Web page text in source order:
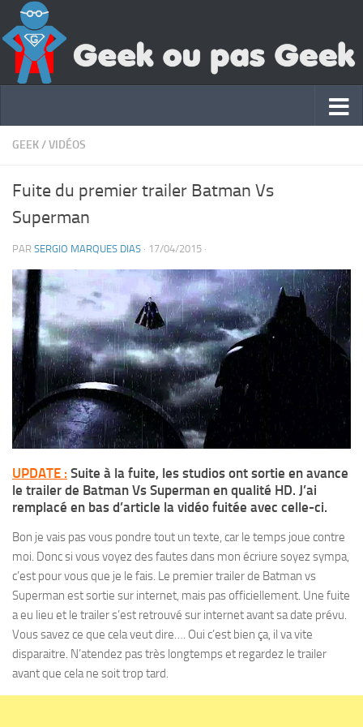
GEEK/VIDÉOS
Fuite du premier trailer Batman Vs
Superman
PAR SERGIO MARQUES DIAS · 17/04/2015 ·
UPDATE : Suite à la fuite, les studios ont sortie en avance
le trailer de Batman Vs Superman en qualité HD. J’ai
remplacé en bas d’article la vidéo fuitée avec celle-ci.
Bon je vais pas vous pondre tout un texte, car le temps joue contre
moi. Donc si vous voyez des fautes dans mon écriure soyez sympa,
c’est pour vous que je le fais. Le premier trailer de Batman vs
Superman est sortie sur internet, mais pas officiellement. Une fuite
a eu lieu et le trailer s’est retrouvé sur internet avant sa date prévu.
Vous savez ce que cela veut dire…. Oui c’est bien ça, il va vite
disparaitre. N’atendez pas très longtemps et regardez le trailer
avant que cela ne soit trop tard.